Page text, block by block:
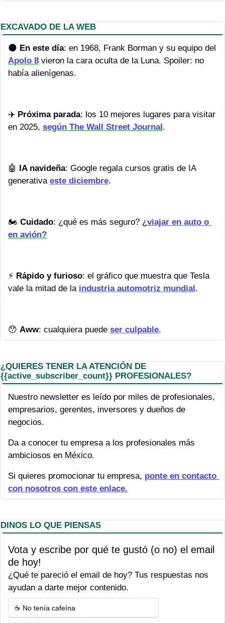
EXCAVADO DE LA WEB
🌑 En este día
Apolo 8 vieron la cara oculta de la Luna. Spoiler: no
había alienígenas.
✈️ Próxima parada: los 10 mejores lugares para visitar
en 2025, según The Wall Street Journal.
🤖 IA navideña: Google regala cursos gratis de IA
generativa este diciembre.
🏍️ Cuidado: ¿qué es más seguro? ¿viajar en auto o
en avión?
⚡ Rápido y furioso: el gráfico que muestra que Tesla
vale la mitad de la industria automotriz mundial.
😯 Aww: cualquiera puede ser culpable.
¿QUIERES TENER LA ATENCIÓN DE
{{active_subscriber_count}} PROFESIONALES?
Nuestro newsletter es leído por miles de profesionales,
empresarios, gerentes, inversores y dueños de
negocios.
Da a conocer tu empresa a los profesionales más
ambiciosos en México.
Si quieres promocionar tu empresa, ponte en contacto
con nosotros con este enlace.
DINOS LO QUE PIENSAS
Vota y escribe por qué te gustó (o no) el email
de hoy!
¿Qué te pareció el email de hoy? Tus respuestas nos
ayudan a darte mejor contenido.
☕ No tenía cafeína